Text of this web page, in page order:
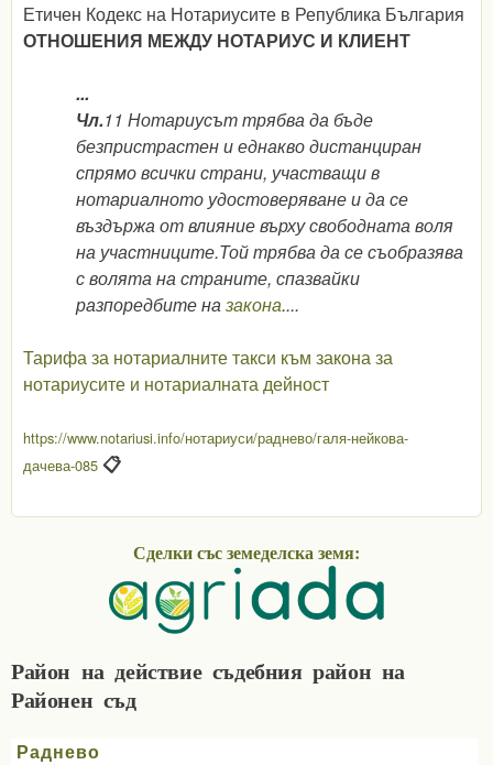
Етичен Кодекс на Нотариусите в Република България
ОТНОШЕНИЯ МЕЖДУ НОТАРИУС И КЛИЕНТ
...
Чл.11 Нотариусът трябва да бъде
безпристрастен и еднакво дистанциран
спрямо всички страни, участващи в
нотариалното удостоверяване и да се
въздържа от влияние върху свободната воля
на участниците.Той трябва да се съобразява
с волята на страните, спазвайки
разпоредбите назакона....
Тарифа за нотариалните такси към закона за
нотариусите и нотариалната дейност
https://www.notariusi.info/нотариуси/раднево/галя-нейкова-
дачева-085 📋
Район на действие съдебния район на
Районен съд
Раднево
Сделки със земеделска земя: